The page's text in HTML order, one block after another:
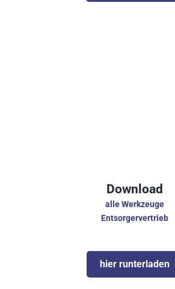
Download
alle Werkzeuge
Entsorgervertrieb
hier runterladen